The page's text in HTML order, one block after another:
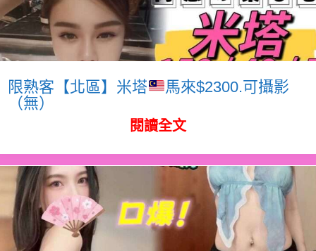
限熟客【北區】米塔
馬來$2300.可攝影
（無）
閱讀全文